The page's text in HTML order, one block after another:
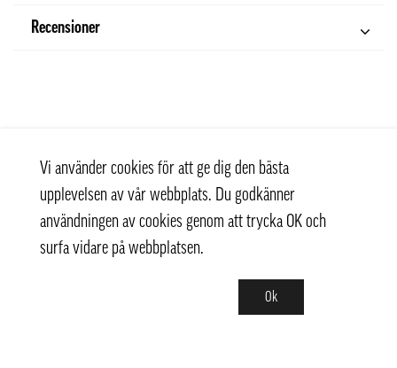
Recensioner
Vi använder cookies för att ge dig den bästa
upplevelsen av vår webbplats. Du godkänner
användningen av cookies genom att trycka OK och
surfa vidare på webbplatsen.
Ok